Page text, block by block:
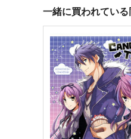
一緒に買われてい